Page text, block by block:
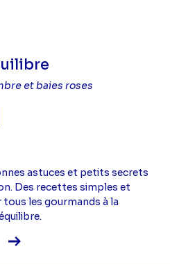
et baies roses
astuces et petits secrets
Des recettes simples et
les gourmands à la
Voir la fiche diffusion